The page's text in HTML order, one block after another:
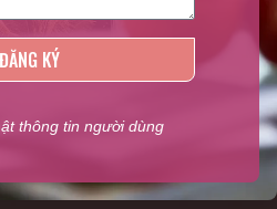
móng, Sơn Gel lạnh, Phụ liệu
chính hãng, Phụ liệu ngành
ĐĂNG KÝ
thông tin người dùng